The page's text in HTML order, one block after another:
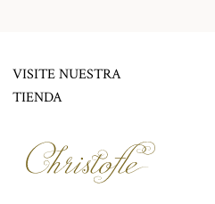
VISITE NUESTRA
TIENDA